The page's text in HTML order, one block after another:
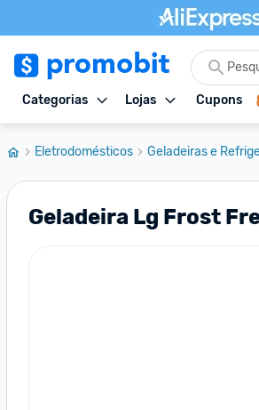
Categorias Lojas Cupons
Eletrodomésticos Geladeiras e
Geladeira Lg Frost